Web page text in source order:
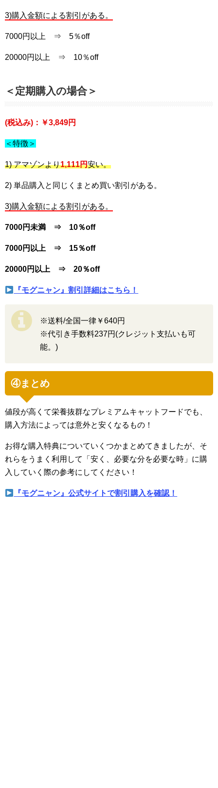
3)購入金額による割引がある。
7000円以上 ⇒ 5％off
20000円以上 ⇒ 10％off
＜定期購入の場合＞
(税込み)：￥3,849円
＜特徴＞
1) アマゾンより1,111円安い。
2) 単品購入と同じくまとめ買い割引がある。
3)購入金額による割引がある。
7000円未満 ⇒ 10％off
7000円以上 ⇒ 15％off
20000円以上 ⇒ 20％off
『モグニャン』割引詳細はこちら！
※送料/全国一律￥640円
※代引き手数料237円(クレジット支払いも可
能。)
④まとめ
値段が高くて栄養抜群なプレミアムキャットフードでも、
購入方法によっては意外と安くなるもの！
お得な購入特典についていくつかまとめてきましたが、そ
れらをうまく利用して「安く、必要な分を必要な時」に購
入していく際の参考にしてください！
『モグニャン』公式サイトで割引購入を確認！